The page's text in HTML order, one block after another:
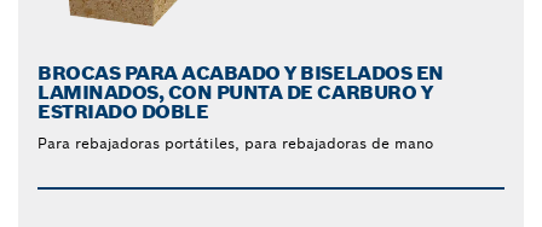
BROCAS PARA ACABADO Y BISELADOS EN
LAMINADOS, CON PUNTA DE CARBURO Y
ESTRIADO DOBLE
Para rebajadoras portátiles, para rebajadoras de mano